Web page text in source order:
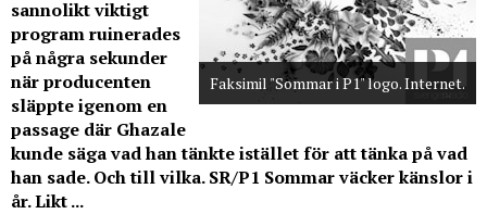
Faksimil "Sommar i P1" logo. Internet.
sannolikt viktigt
program ruinerades
på några sekunder
när producenten
släppte igenom en
passage där Ghazale
kunde säga vad han tänkte istället för att tänka på vad
han sade. Och till vilka. SR/P1 Sommar väcker känslor i
år. Likt ...